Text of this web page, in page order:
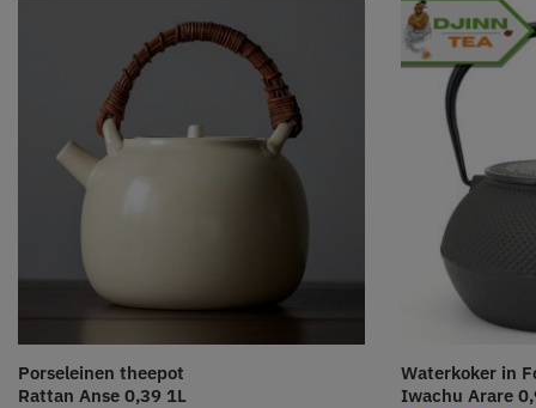
Porseleinen theepot
Rattan Anse 0,39 1L
Waterkoker in
Iwachu Arare